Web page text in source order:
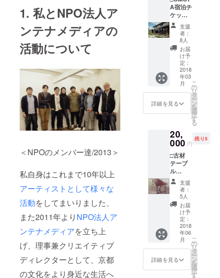
1. 私とNPO法人ア
ンテナメディアの
活動について
＜NPOのメンバー達/2013＞
私自身はこれまで10年以上
アーティストとして様々な
活動をしてまいりました、
また2011年より NPO法人ア
ンテナメディアを立ち上
げ、理事兼クリエイティブ
ディレクターとして、京都
の文化をより身近な生活へ
たロー
テーブ
ルで
す。 ＊
古材の
ため、
材質は
一つひ
とつ異
なりま
す。 ＊
送料は
別途頂
の都合
上、脚
の取付
はご自
身で行
なって
いただ
きま
す。 ＊
サイ
ズ：約
50×90c
m 高
さ：約
33〜
43cm
（サイ
A宿泊チ
ケット×
１（４
名ま
で） □
トート
バッグ
□ポスト
カード
□お礼の
メッ
セージ
支援
者：
8人
お届
け予
定：
2018
年03
月
詳細を見る
こ
の
リ
タ
ー
ン
を
選
択
す
る
20,
000 円
残り5
□古材
テーブ
ル
（＊）
□トート
バッグ
□ポスト
カード
□お礼の
メッ
セージ
＊リノ
ベー
ション
の際に
出た古
支援
者：
5人
お届
け予
定：
2018
年06
月
詳細を見る
こ
の
リ
タ
ー
ン
を
選
択
す